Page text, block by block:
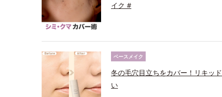
イク #
ベースメイク
冬の毛穴目立ちをカバー！リキッ
い